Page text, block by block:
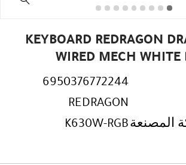
KEYBOARD REDRAGON
WIRED MECH WHITE
6950376772244
REDRAGON
المصنعةK630W-RGB